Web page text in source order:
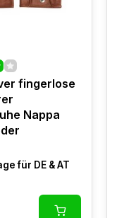
fingerlose
Nappa
für DE & AT